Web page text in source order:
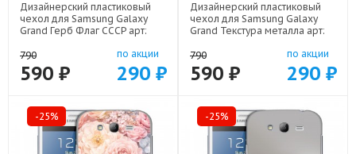
Дизайнерский пластиковый
чехол для Samsung Galaxy
Grand Герб Флаг СССР арт:
790
590 ₽
по акции
290 ₽
Дизайнерский пластиковый
чехол для Samsung Galaxy
Grand Текстура металла арт:
790
590 ₽
по акции
290 ₽
-25% -25%